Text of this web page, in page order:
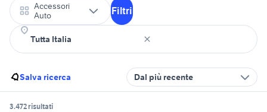
Accessori
Auto
Filtri
Salva ricerca Dal più recente
3.472 risultati